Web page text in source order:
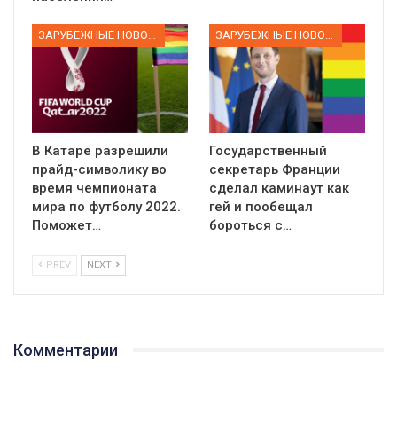
В Катаре разрешили
прайд-символику во
время чемпионата
мира по футболу 2022.
Поможет…
Государственный
секретарь Франции
сделал каминаут как
гей и пообещал
бороться с…
PREV NEXT
Комментарии